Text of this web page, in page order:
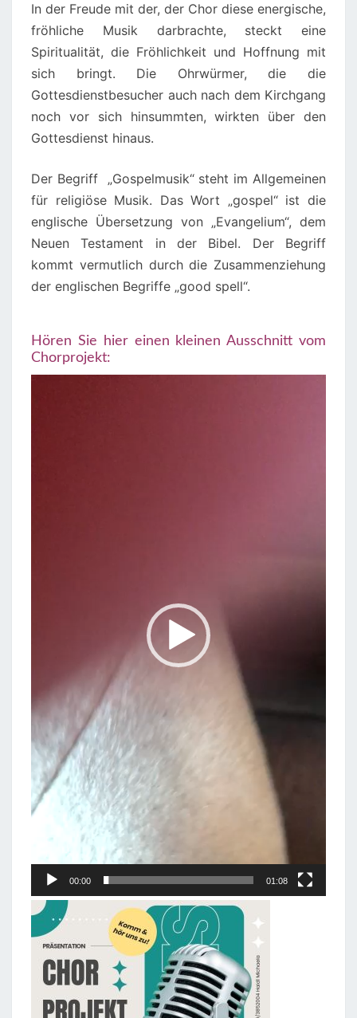
In der Freude mit der, der Chor diese energische,
fröhliche Musik darbrachte, steckt eine
Spiritualität, die Fröhlichkeit und Hoffnung mit
sich bringt. Die Ohrwürmer, die die
Gottesdienstbesucher auch nach dem Kirchgang
noch vor sich hinsummten, wirkten über den
Gottesdienst hinaus.
Der Begriff „Gospelmusik“ steht im Allgemeinen
für religiöse Musik. Das Wort „gospel“ ist die
englische Übersetzung von „Evangelium“, dem
Neuen Testament in der Bibel. Der Begriff
kommt vermutlich durch die Zusammenziehung
der englischen Begriffe „good spell“.
Hören Sie hier einen kleinen Ausschnitt vom
Chorprojekt:
00:00 01:08